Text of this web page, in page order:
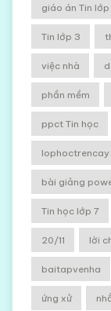
giáo án Tin lớp
Tin lớp 3
việc nhà
phần mềm
ppct Tin học
lophoctrencay
bài giảng
Tin học lớp 7
20/11 lời
baitapvenha
ứng xử